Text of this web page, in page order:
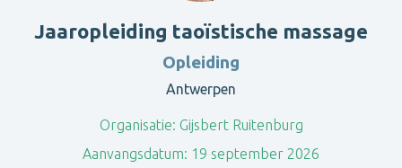
Jaaropleiding taoïstische massage
Opleiding
Antwerpen
Organisatie: Gijsbert Ruitenburg
Aanvangsdatum: 19 september 2026